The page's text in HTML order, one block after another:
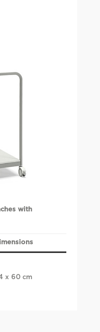
with
x 60 cm